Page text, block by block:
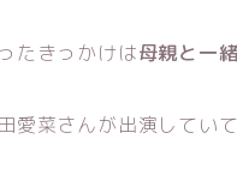
たきっかけは母親と一
愛菜さんが出演してい